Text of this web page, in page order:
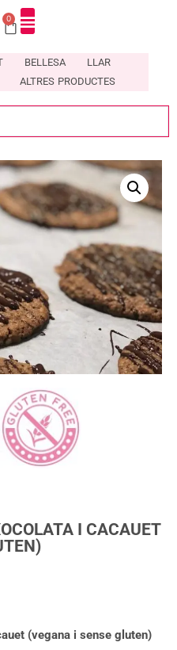
0
BELLESA
LLAR
ALTRES PRODUCTES
I CACAUET
(vegana i sense gluten)